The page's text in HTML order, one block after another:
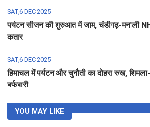
SAT,6 DEC 2025
पर्यटन सीजन की शुरुआत में जाम, चंडीगढ़-मनाली
कतार
SAT,6 DEC 2025
हिमाचल में पर्यटन और चुनौती का दोहरा रुख, शिमला-
बर्फबारी
YOU MAY LIKE